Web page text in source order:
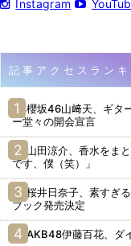
Instagram
記事アクセスランキ
櫻坂46山﨑天、ギタ
ー堂々の開会宣言
山田涼介、香水をまと
です、僕（笑）」
桜井日奈子、素すぎる
ブック発売決定
AKB48伊藤百花、ダイ